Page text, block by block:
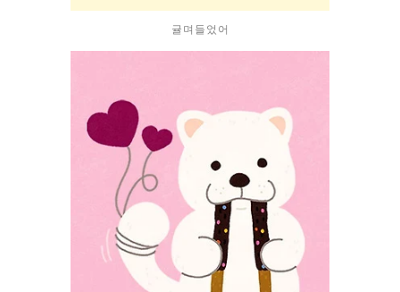
귤며들었어